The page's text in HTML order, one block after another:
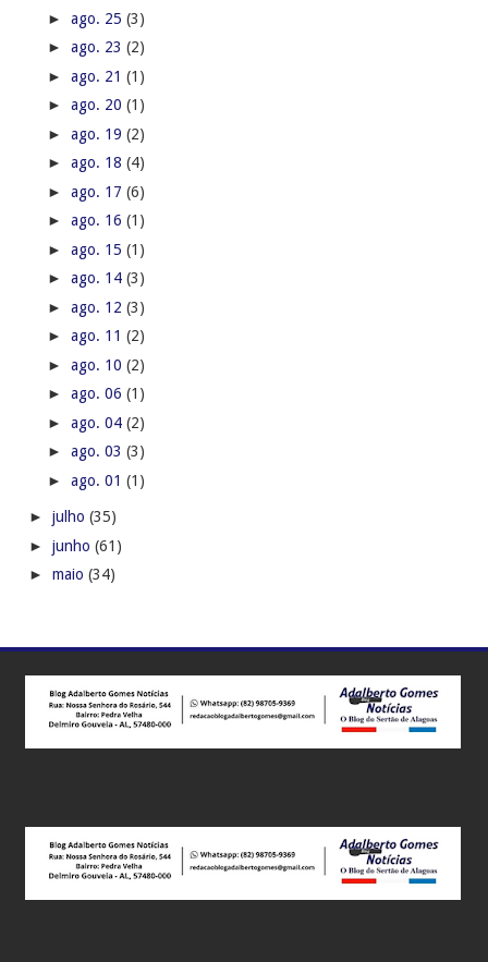
► ago. 25 (3)
► ago. 23 (2)
► ago. 21 (1)
► ago. 20 (1)
► ago. 19 (2)
► ago. 18 (4)
► ago. 17 (6)
► ago. 16 (1)
► ago. 15 (1)
► ago. 14 (3)
► ago. 12 (3)
► ago. 11 (2)
► ago. 10 (2)
► ago. 06 (1)
► ago. 04 (2)
► ago. 03 (3)
► ago. 01 (1)
► julho (35)
► junho (61)
► maio (34)